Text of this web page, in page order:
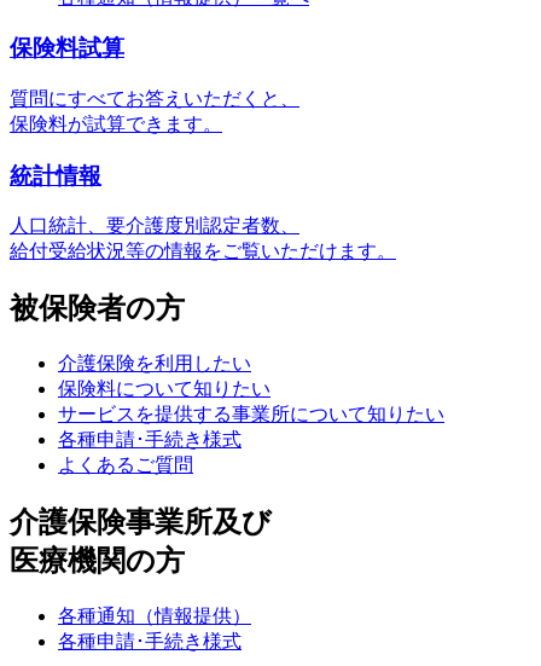
保険料試算
質問にすべてお答えいただくと、
保険料が試算できます。
統計情報
⼈⼝統計、要介護度別認定者数、
給付受給状況等の情報をご覧いただけます。
被保険者の方
介護保険を利用したい
保険料について知りたい
サービスを提供する事業所について知りたい
各種申請･手続き様式
よくあるご質問
介護保険事業所及び
医療機関の方
各種通知（情報提供）
各種申請･手続き様式